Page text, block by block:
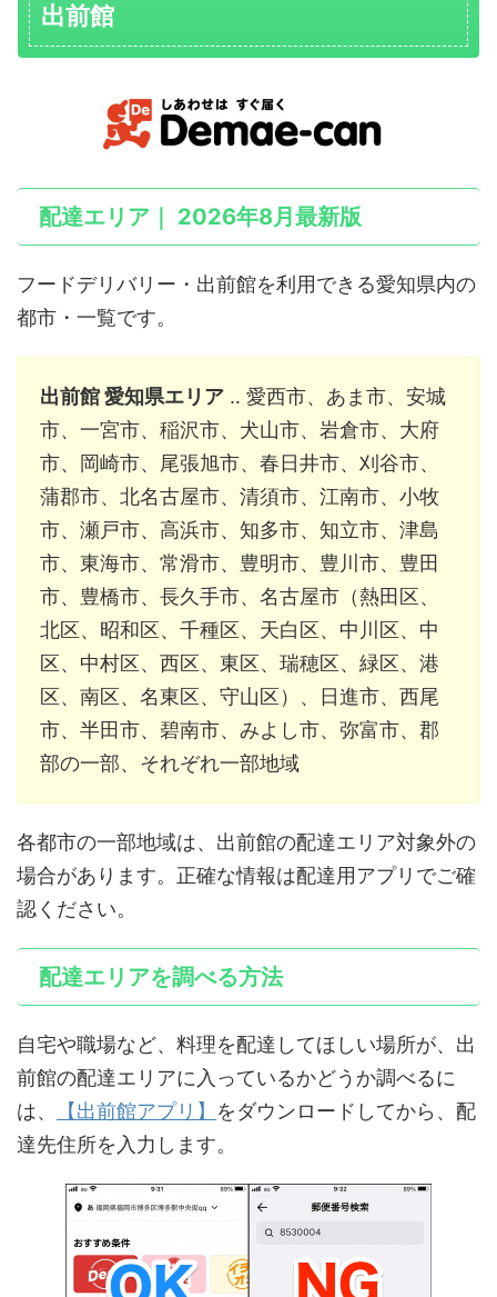
出前館
配達エリア｜ 2026年8月最新版
フードデリバリー・出前館を利用できる愛知県内の
都市・一覧です。
出前館 愛知県エリア ‥ 愛西市、あま市、安城
市、一宮市、稲沢市、犬山市、岩倉市、大府
市、岡崎市、尾張旭市、春日井市、刈谷市、
蒲郡市、北名古屋市、清須市、江南市、小牧
市、瀬戸市、高浜市、知多市、知立市、津島
市、東海市、常滑市、豊明市、豊川市、豊田
市、豊橋市、長久手市、名古屋市（熱田区、
北区、昭和区、千種区、天白区、中川区、中
区、中村区、西区、東区、瑞穂区、緑区、港
区、南区、名東区、守山区）、日進市、西尾
市、半田市、碧南市、みよし市、弥富市、郡
部の一部、それぞれ一部地域
各都市の一部地域は、出前館の配達エリア対象外の
場合があります。正確な情報は配達用アプリでご確
認ください。
配達エリアを調べる方法
自宅や職場など、料理を配達してほしい場所が、出
前館の配達エリアに入っているかどうか調べるに
は、
【出前館アプリ】 をダウンロードしてから、配
達先住所を入力します。